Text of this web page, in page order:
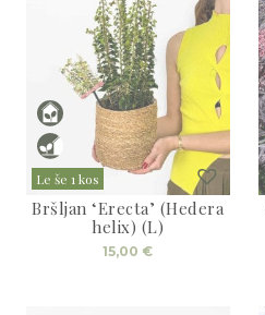
Le še 1 kos
Bršljan ‘Erecta’ (Hedera
helix) (L)
15,00 €